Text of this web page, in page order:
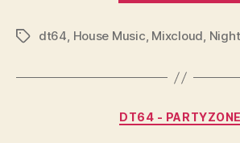
Schlagwörter
dt64, House Music, Mixcloud,
DT64 - PARTYZONE